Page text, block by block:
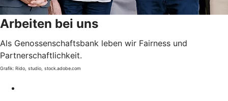
Arbeiten bei uns
Als Genossenschaftsbank leben wir Fairness und
Partnerschaftlichkeit.
Grafik: Rido, studio, stock.adobe.com